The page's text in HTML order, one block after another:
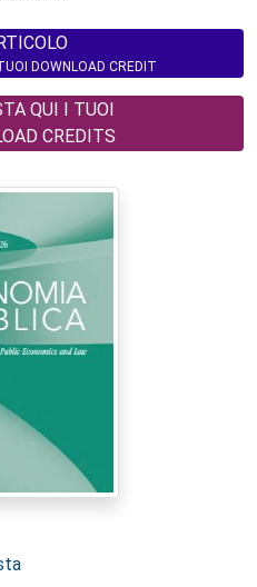
DOWNLOAD CREDIT
QUI I TUOI
CREDITS